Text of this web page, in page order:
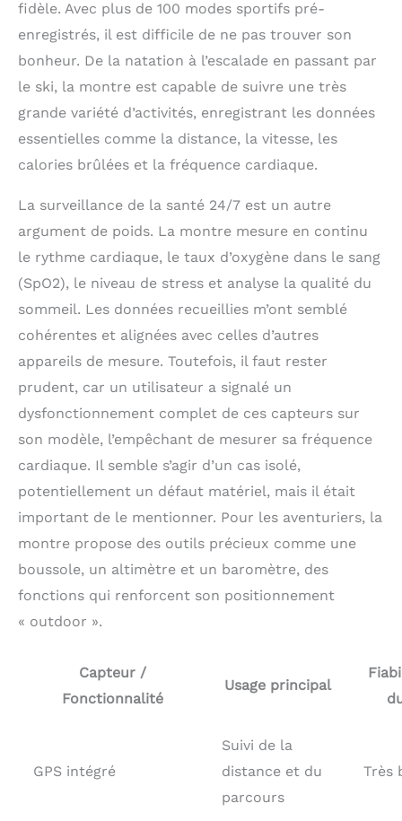
fidèle. Avec plus de 100 modes sportifs pré-
enregistrés, il est difficile de ne pas trouver son
bonheur. De la natation à l’escalade en passant par
le ski, la montre est capable de suivre une très
grande variété d’activités, enregistrant les données
essentielles comme la distance, la vitesse, les
calories brûlées et la fréquence cardiaque.
La surveillance de la santé 24/7 est un autre
argument de poids. La montre mesure en continu
le rythme cardiaque, le taux d’oxygène dans le sang
(SpO2), le niveau de stress et analyse la qualité du
sommeil. Les données recueillies m’ont semblé
cohérentes et alignées avec celles d’autres
appareils de mesure. Toutefois, il faut rester
prudent, car un utilisateur a signalé un
dysfonctionnement complet de ces capteurs sur
son modèle, l’empêchant de mesurer sa fréquence
cardiaque. Il semble s’agir d’un cas isolé,
potentiellement un défaut matériel, mais il était
important de le mentionner. Pour les aventuriers, la
montre propose des outils précieux comme une
boussole, un altimètre et un baromètre, des
fonctions qui renforcent son positionnement
« outdoor ».
Capteur /
Fonctionnalité
Usage principal
GPS intégré
Suivi de la
distance et du
parcours
Très